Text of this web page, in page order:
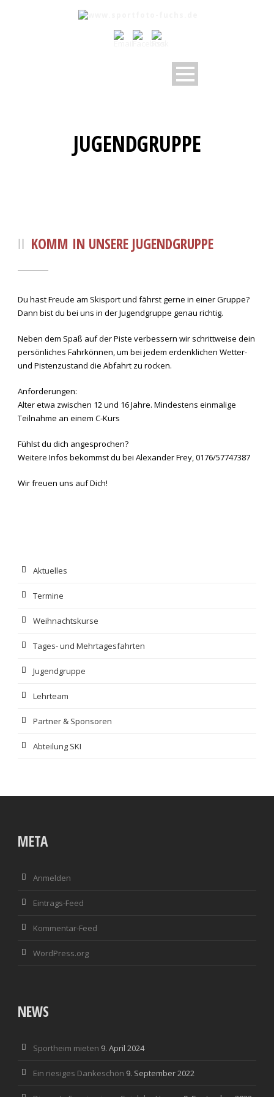
JUGENDGRUPPE
KOMM IN UNSERE JUGENDGRUPPE
Du hast Freude am Skisport und fährst gerne in einer Gruppe?
Dann bist du bei uns in der Jugendgruppe genau richtig.
Neben dem Spaß auf der Piste verbessern wir schrittweise dein
persönliches Fahrkönnen, um bei jedem erdenklichen Wetter-
und Pistenzustand die Abfahrt zu rocken.
Anforderungen:
Alter etwa zwischen 12 und 16 Jahre. Mindestens einmalige
Teilnahme an einem C-Kurs
Fühlst du dich angesprochen?
Weitere Infos bekommst du bei Alexander Frey, 0176/57747387
Wir freuen uns auf Dich!
Aktuelles
Termine
Weihnachtskurse
Tages- und Mehrtagesfahrten
Jugendgruppe
Lehrteam
Partner & Sponsoren
Abteilung SKI
META
Anmelden
Eintrags-Feed
Kommentar-Feed
WordPress.org
NEWS
Sportheim mieten 9. April 2024
Ein riesiges Dankeschön 9. September 2022